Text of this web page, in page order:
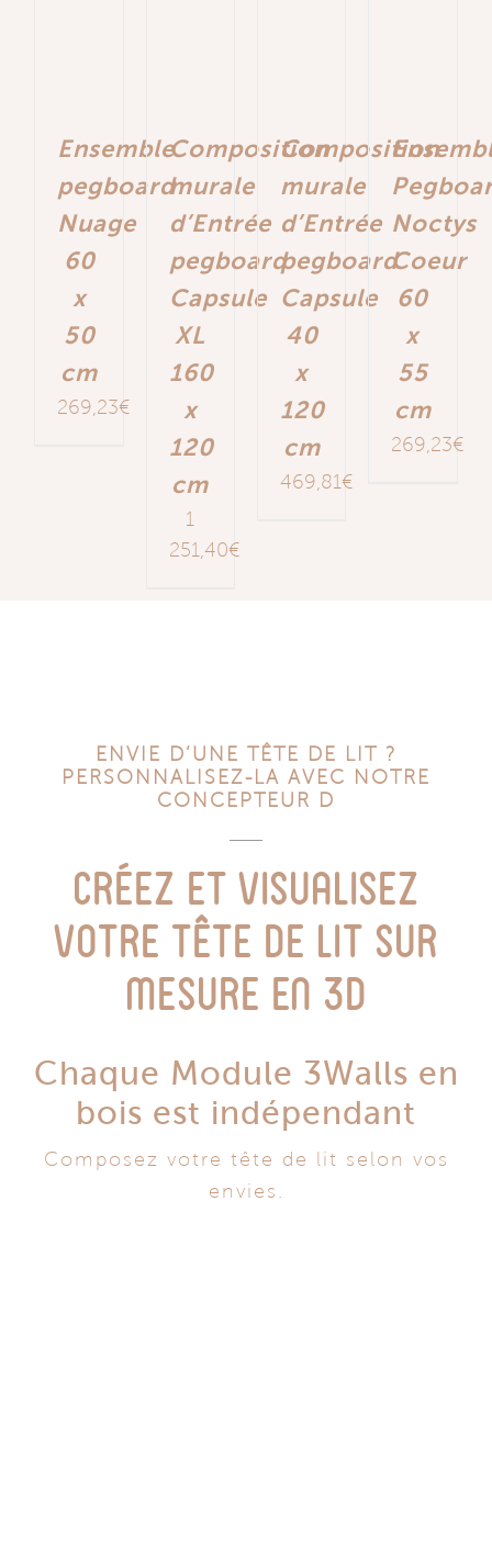
Ensemble
pegboard
Nuage
60
x
50
cm
269,23€
Composition
murale
d’Entrée
pegboard
Capsule
XL
160
x
120
cm
1
251,40€
Composition
murale
d’Entrée
pegboard
Capsule
40
x
120
cm
469,81€
Noctys
Coeur
60
x
55
cm
269,23€
ENVIE D’UNE TÊTE DE LIT ?
PERSONNALISEZ-LA AVEC NOTRE
CONCEPTEUR D
Créez et visualisez
votre tête de lit sur
mesure en 3D
Chaque Module 3Walls en
bois est indépendant
Composez votre tête de lit selon vos
envies.